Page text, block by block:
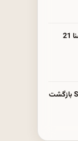
اپل در مورد تراشه های چینی با مهلت سنا 21